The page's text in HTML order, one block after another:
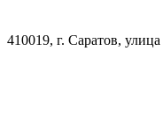
410019, г. Саратов,